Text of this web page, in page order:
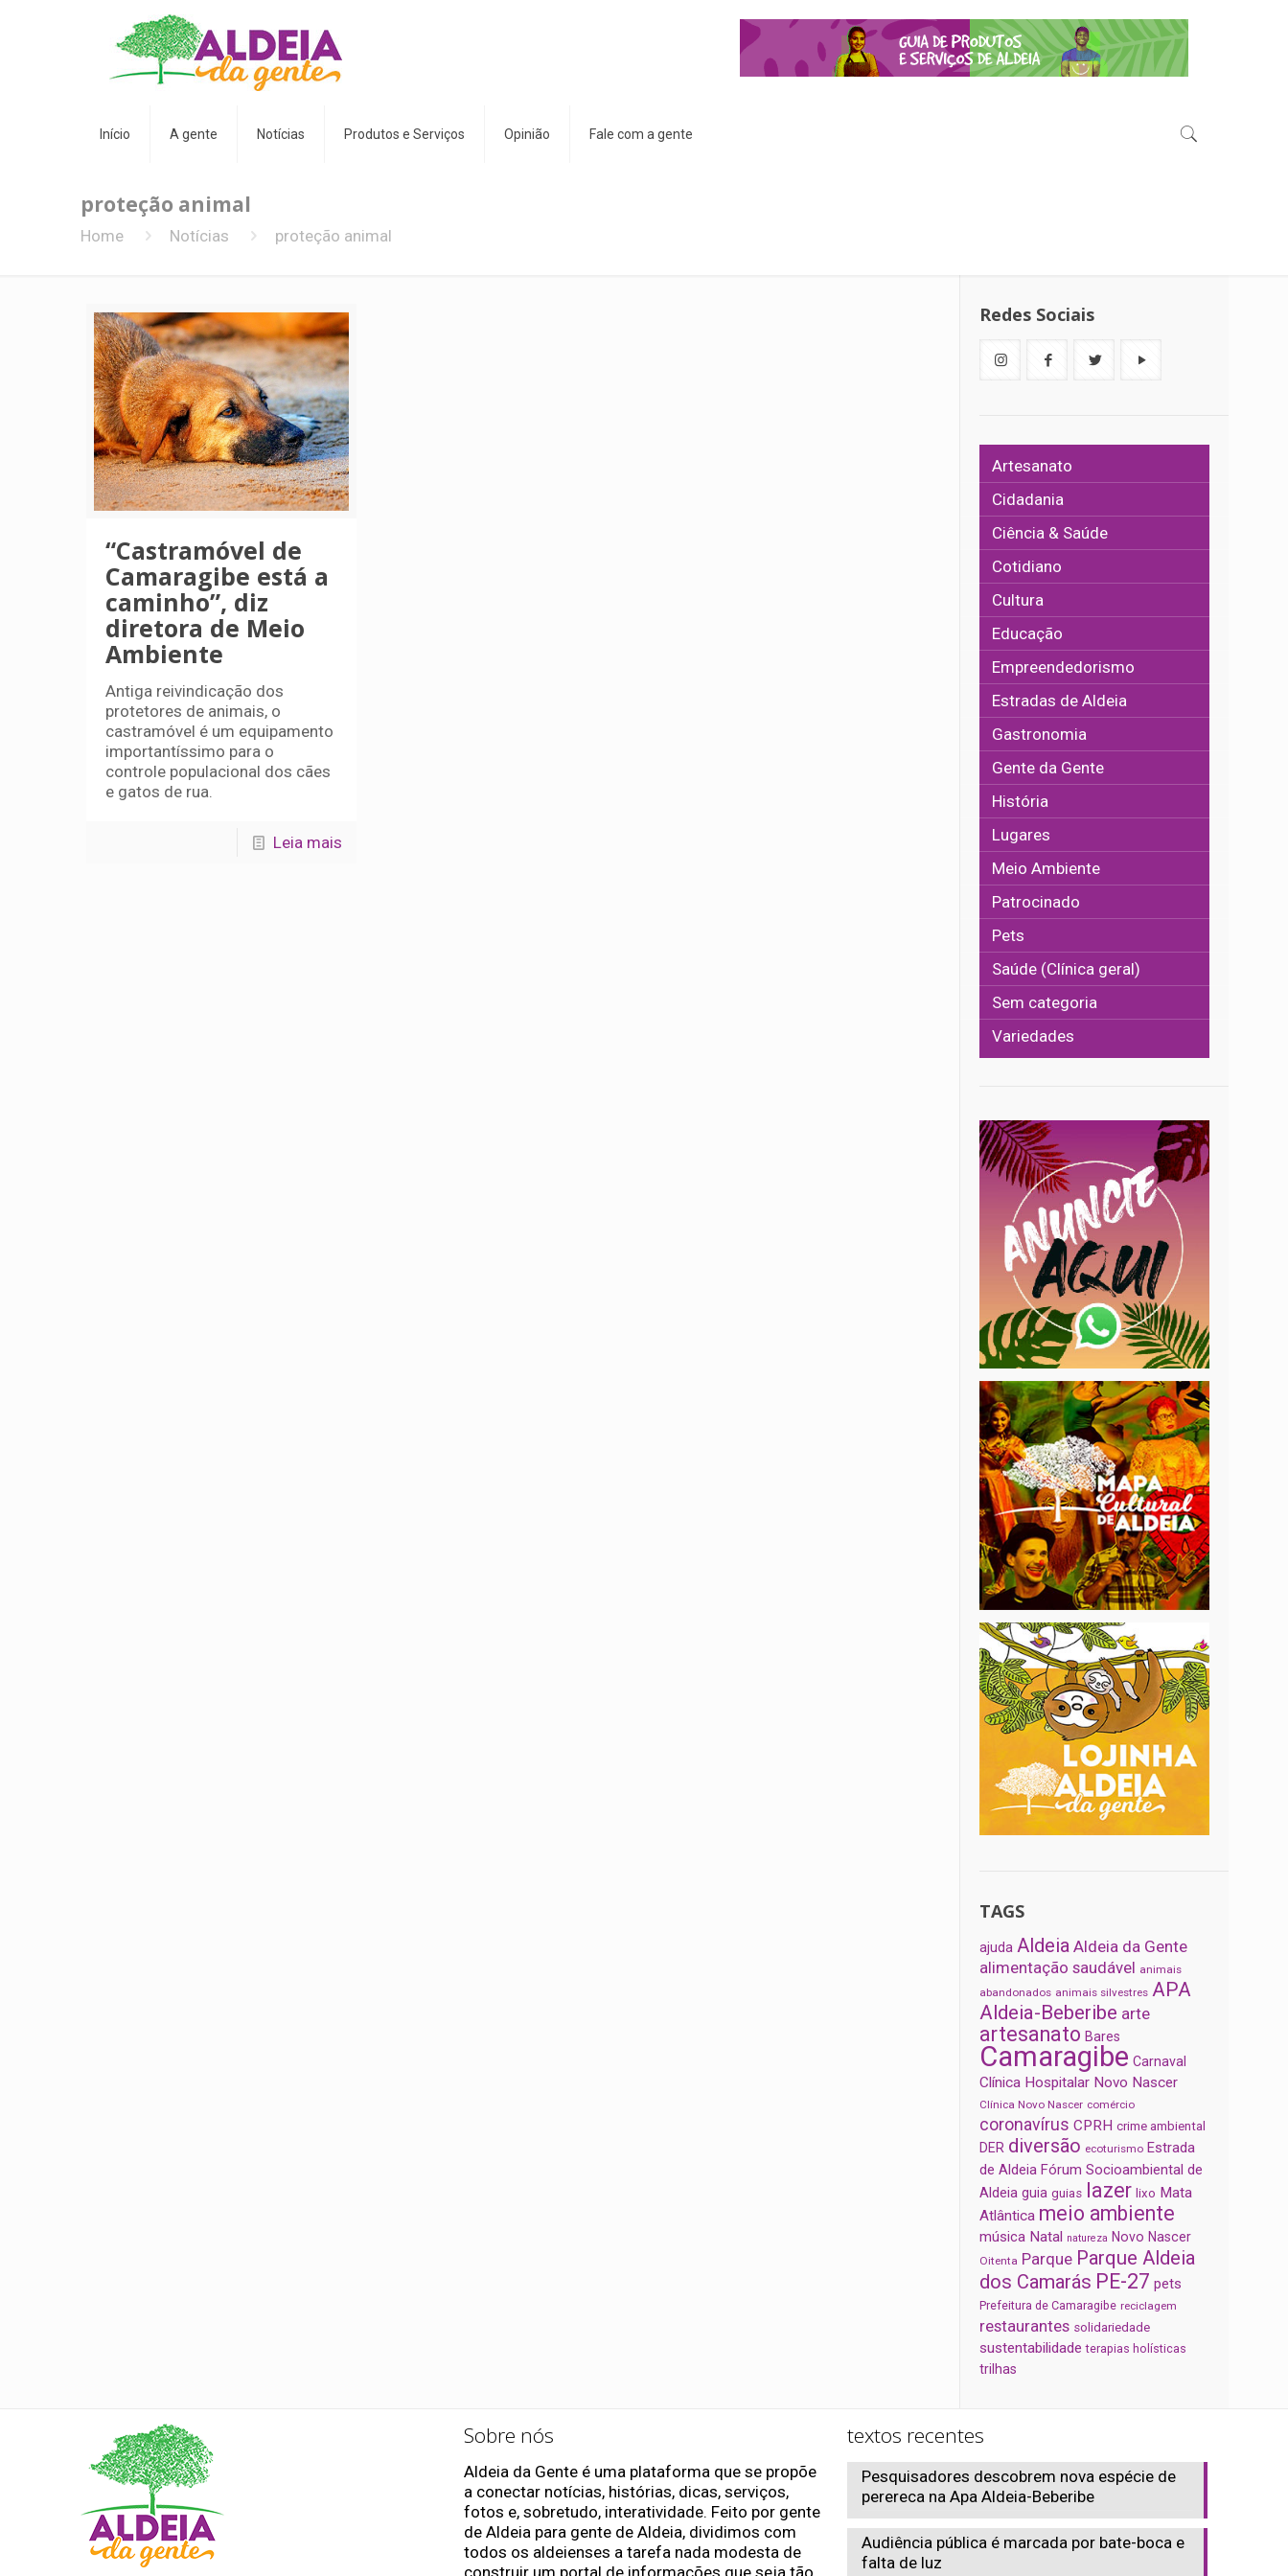
Início A gente Notícias Produtos e Serviços Opinião Fale com a gente
proteção animal
Home Notícias proteção animal
“Castramóvel de
Camaragibe está a
caminho”, diz
diretora de Meio
Ambiente
Antiga reivindicação dos
protetores de animais, o
castramóvel é um equipamento
importantíssimo para o
controle populacional dos cães
e gatos de rua.
Leia mais
Redes Sociais
Artesanato
Cidadania
Ciência & Saúde
Cotidiano
Cultura
Educação
Empreendedorismo
Estradas de Aldeia
Gastronomia
Gente da Gente
História
Lugares
Meio Ambiente
Patrocinado
Pets
Saúde (Clínica geral)
Sem categoria
Variedades
TAGS
ajuda Aldeia Aldeia da Gente
alimentação saudável animais
abandonados animais silvestres APA
Aldeia-Beberibe arte
artesanato Bares
Camaragibe Carnaval
Clínica Hospitalar Novo Nascer
Clínica Novo Nascer comércio
coronavírus CPRH crime ambiental
DER diversão ecoturismo Estrada
de Aldeia Fórum Socioambiental de
Aldeia guia guias lazer lixo Mata
Atlântica meio ambiente
música Natal natureza Novo Nascer
Oitenta Parque Parque Aldeia
dos Camarás PE-27 pets
Prefeitura de Camaragibe reciclagem
restaurantes solidariedade
sustentabilidade terapias holísticas
trilhas
Sobre nós
Aldeia da Gente é uma plataforma que se propõe
a conectar notícias, histórias, dicas, serviços,
fotos e, sobretudo, interatividade. Feito por gente
de Aldeia para gente de Aldeia, dividimos com
todos os aldeienses a tarefa nada modesta de
construir um portal de informações que seja tão
textos recentes
Pesquisadores descobrem nova espécie de
perereca na Apa Aldeia-Beberibe
Audiência pública é marcada por bate-boca e
falta de luz